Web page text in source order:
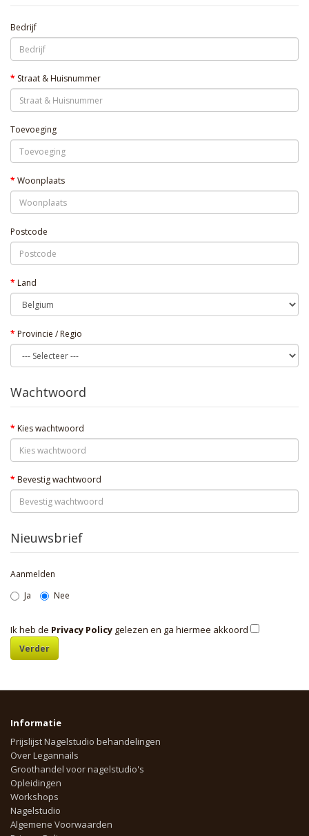
Bedrijf
Straat & Huisnummer
Toevoeging
Woonplaats
Postcode
Land
Provincie / Regio
Wachtwoord
Kies wachtwoord
Bevestig wachtwoord
Nieuwsbrief
Aanmelden
Ja
Nee
Ik heb de Privacy Policy gelezen en ga hiermee akkoord
Informatie
Prijslijst Nagelstudio behandelingen
Over Legannails
Groothandel voor nagelstudio's
Opleidingen
Workshops
Nagelstudio
Algemene Voorwaarden